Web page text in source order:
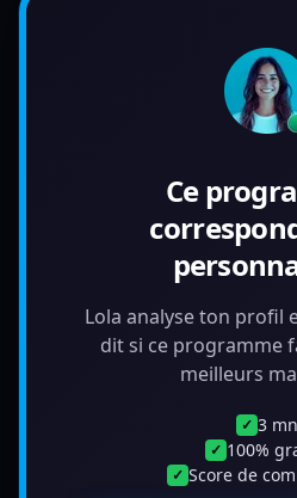
Ce
Lola analyse ton profil
dit si ce programme
meilleurs
✓ 3 mn
✓ 100%
✓ Score de